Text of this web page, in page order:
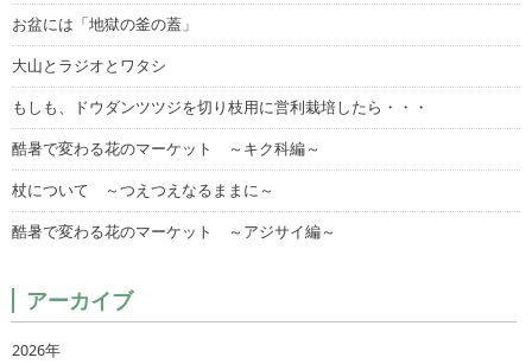
お盆には「地獄の釜の蓋」
大山とラジオとワタシ
もしも、ドウダンツツジを切り枝用に営利栽培したら・・・
酷暑で変わる花のマーケット ～キク科編～
杖について ～つえつえなるままに～
酷暑で変わる花のマーケット ～アジサイ編～
アーカイブ
2026年